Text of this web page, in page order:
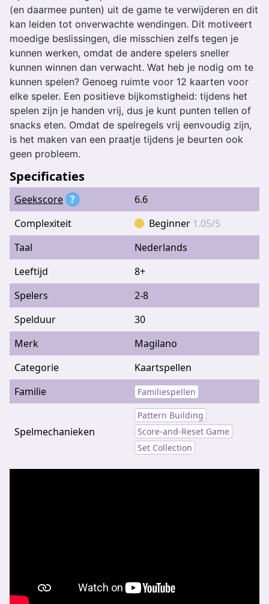
(en daarmee punten) uit de game te verwijderen en dit
kan leiden tot onverwachte wendingen. Dit motiveert
moedige beslissingen, die misschien zelfs tegen je
kunnen werken, omdat de andere spelers sneller
kunnen winnen dan verwacht. Wat heb je nodig om te
kunnen spelen? Genoeg ruimte voor 12 kaarten voor
elke speler. Een positieve bijkomstigheid: tijdens het
spelen zijn je handen vrij, dus je kunt punten tellen of
snacks eten. Omdat de spelregels vrij eenvoudig zijn,
is het maken van een praatje tijdens je beurten ook
geen probleem.
Specificaties
Geekscore ?
6.6
Complexiteit
Beginner 1.05/5
Taal
Nederlands
Leeftijd
8+
Spelers
2-8
Spelduur
30
Merk
Magilano
Categorie
Kaartspellen
Familie
Familiespellen
Spelmechanieken
Pattern Building
Score-and-Reset Game
Set Collection